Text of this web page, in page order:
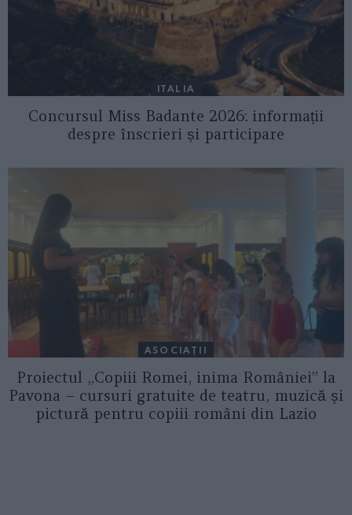
ITALIA
Concursul Miss Badante 2026: informații
despre înscrieri și participare
ASOCIAŢII
Proiectul „Copiii Romei, inima României” la
Pavona – cursuri gratuite de teatru, muzică și
pictură pentru copiii români din Lazio